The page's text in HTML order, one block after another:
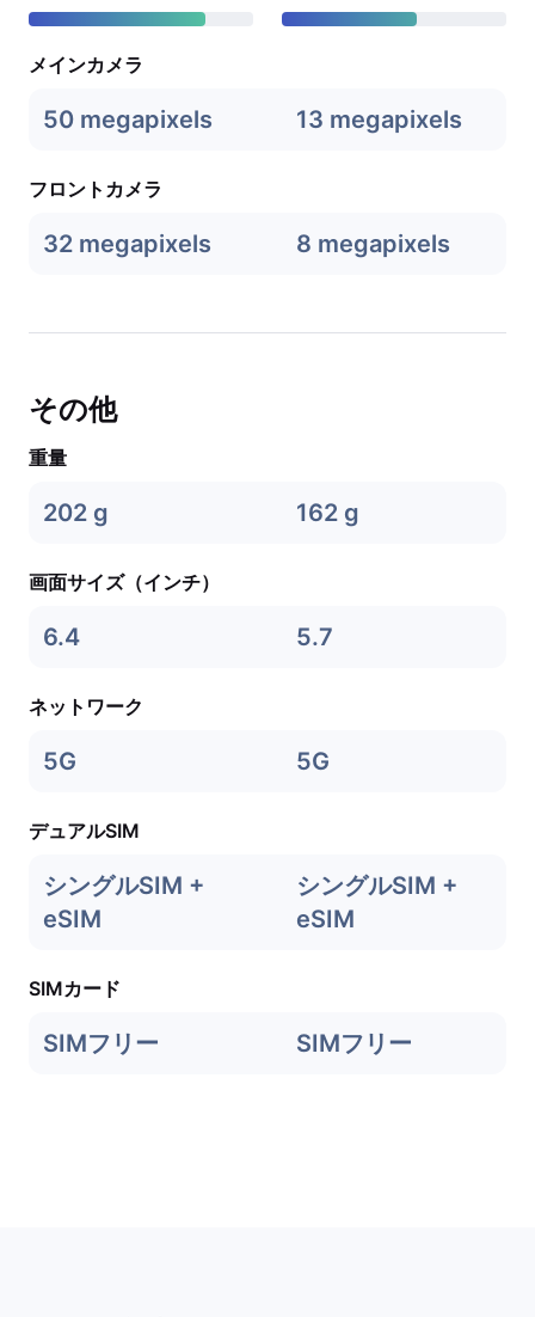
メインカメラ
50 megapixels 13 megapixels
フロントカメラ
32 megapixels 8 megapixels
その他
重量
202 g 162 g
画面サイズ（インチ）
6.4 5.7
ネットワーク
5G 5G
デュアルSIM
シングルSIM +
eSIM
シングルSIM +
eSIM
SIMカード
SIMフリー SIMフリー